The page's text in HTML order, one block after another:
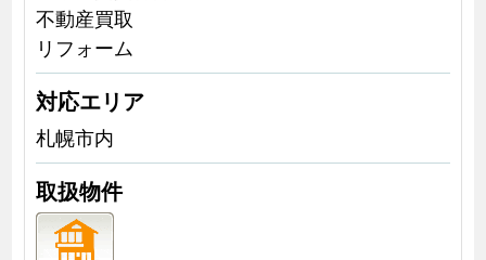
不動産買取
リフォーム
対応エリア
札幌市内
取扱物件